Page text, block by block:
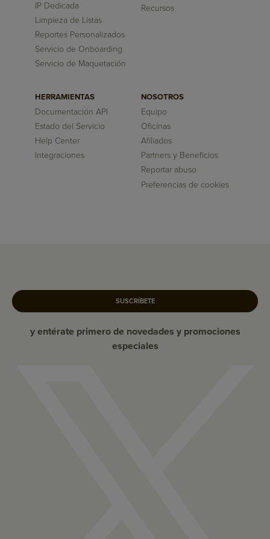
IP Dedicada
Limpieza de Listas
Reportes Personalizados
Servicio de Onboarding
Servicio de Maquetación
Recursos
HERRAMIENTAS
Documentación API
Estado del Servicio
Help Center
Integraciones
NOSOTROS
Equipo
Oficinas
Afiliados
Partners y Beneficios
Reportar abuso
Preferencias de cookies
SUSCRÍBETE
y entérate primero de novedades y promociones
especiales